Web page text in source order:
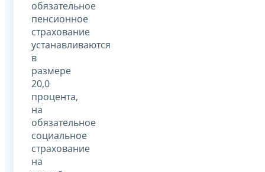
обязательное
пенсионное
страхование
устанавливаются
в
размере
20,0
процента,
на
обязательное
социальное
страхование
на